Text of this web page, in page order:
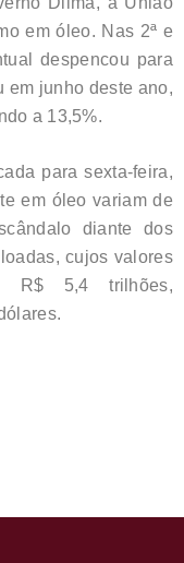
em óleo. Nas 2ª e
despencou para
em junho deste ano,
a 13,5%.
para sexta-feira,
em óleo variam de
diante dos
cujos valores
R$ 5,4 trilhões,